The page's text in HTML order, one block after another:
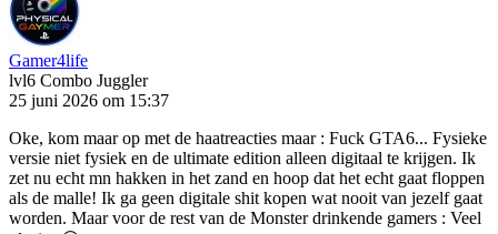
Gamer4life
lvl6 Combo Juggler
25 juni 2026 om 15:37
Oke, kom maar op met de haatreacties maar : Fuck GTA6... Fysieke
versie niet fysiek en de ultimate edition alleen digitaal te krijgen. Ik
zet nu echt mn hakken in het zand en hoop dat het echt gaat floppen
als de malle! Ik ga geen digitale shit kopen wat nooit van jezelf gaat
worden. Maar voor de rest van de Monster drinkende gamers : Veel